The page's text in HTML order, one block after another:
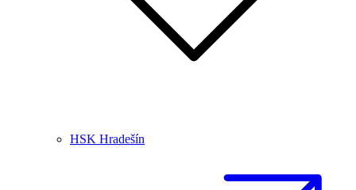
HSK Hradešín